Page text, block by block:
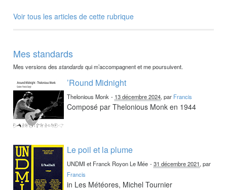
Voir tous les articles de cette rubrique
Mes standards
Mes versions desstandardsqui m’accompagnent et me poursuivent.
’Round Midnight
Thelonious Monk - 13 décembre 2024, par Francis
Composé par Thelonious Monk en 1944
Le poil et la plume
UNDMI et Franck Royon Le Mée -31 décembre 2021, par
Francis
in Les Météores, Michel Tournier